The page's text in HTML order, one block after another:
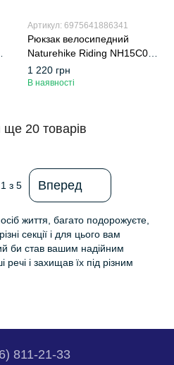
Артикул: 6975641886341
Рюкзак велосипедний
Naturehike Riding NH15C001-
B, 15 л, чорний
1 220 грн
В наявності
ще 20 товарів
1 з 5 Вперед
життя, багато подорожуєте,
секції і для цього вам
би став вашим надійним
речі і захищав їх під різним
811-21-33